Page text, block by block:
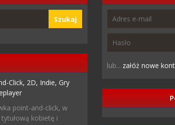
Szukaj
Click, 2D, Indie, Gry
point-and-click, w
kobietę i
lub... załóż nowe